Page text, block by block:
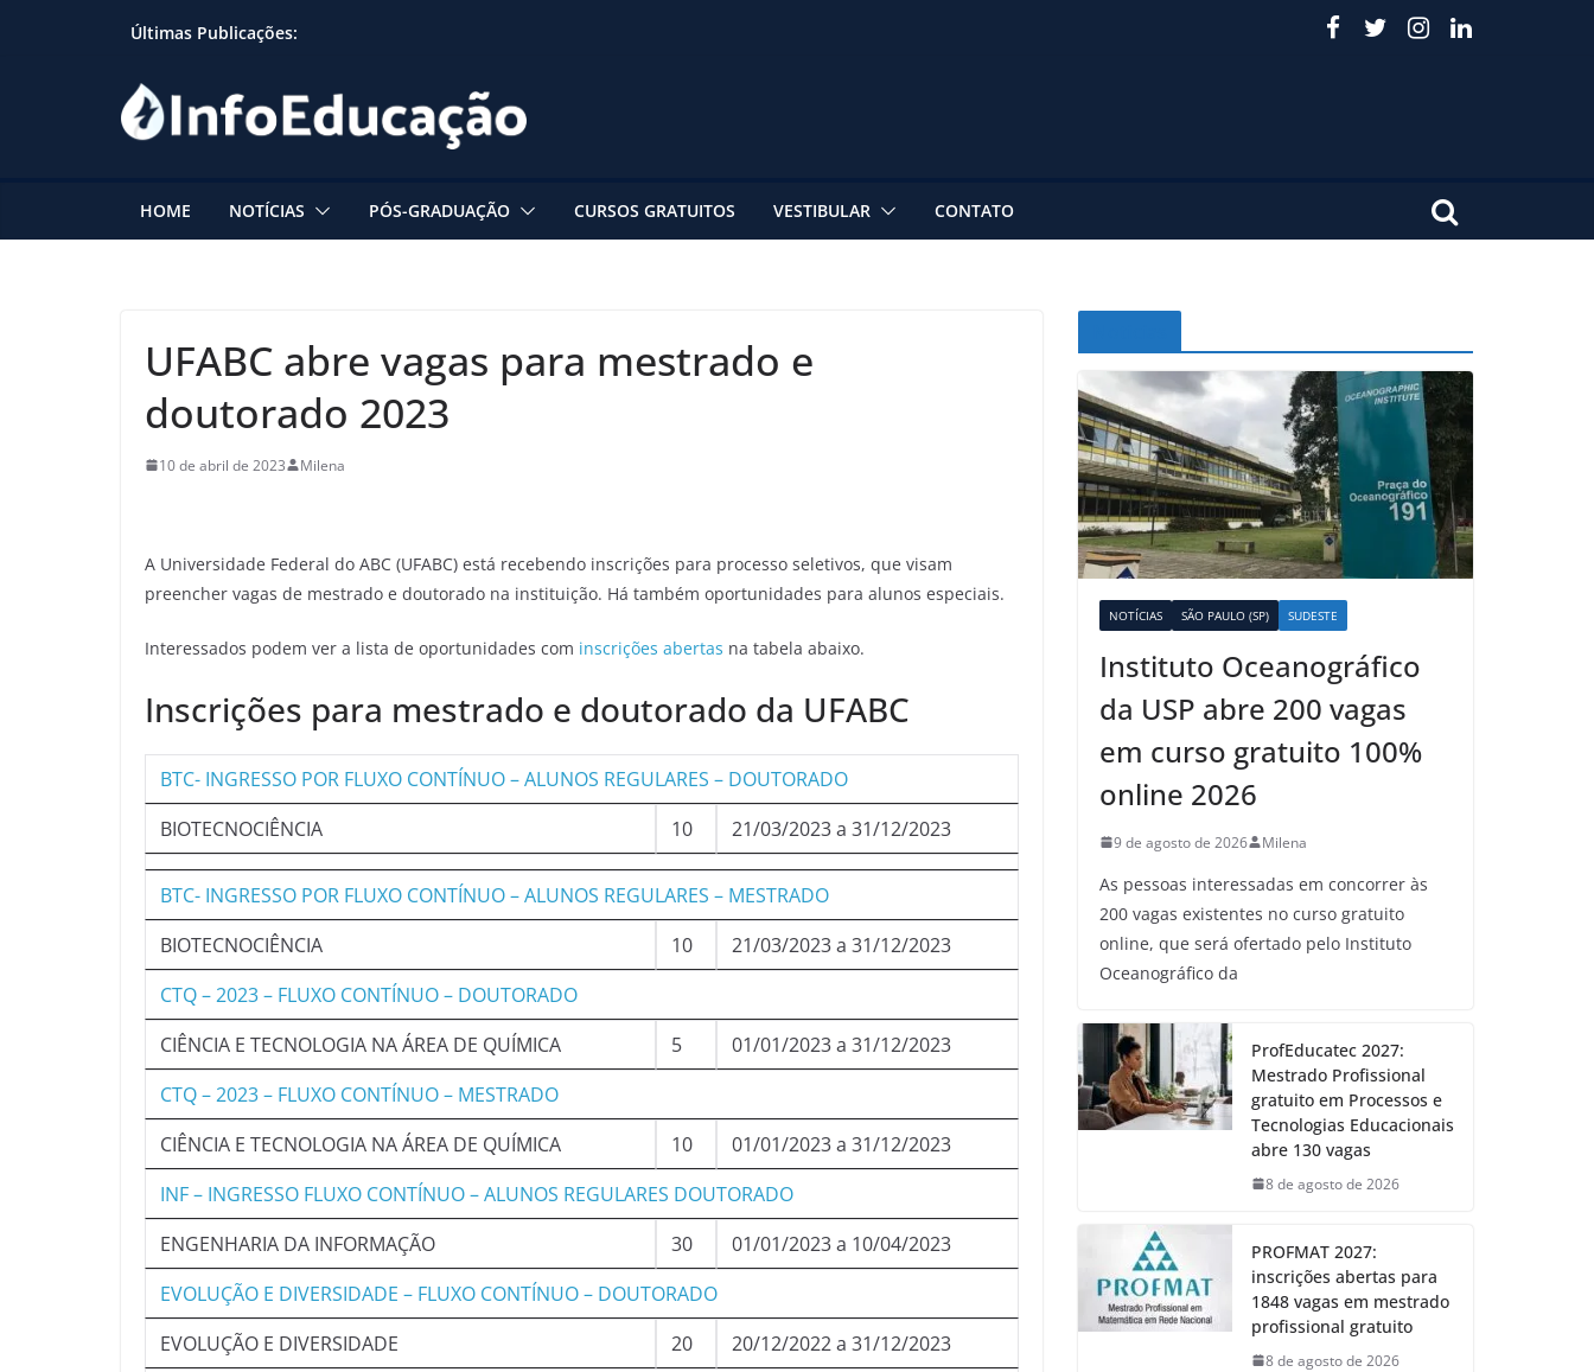
Últimas Publicações:
HOME NOTÍCIAS PÓS-GRADUAÇÃO CURSOS GRATUITOS VESTIBULAR CONTATO
UFABC abre vagas para mestrado e
doutorado 2023
10 de abril de 2023 Milena
A Universidade Federal do ABC (UFABC) está recebendo inscrições para processo seletivos, que visam
preencher vagas de mestrado e doutorado na instituição. Há também oportunidades para alunos especiais.
Interessados podem ver a lista de oportunidades com inscrições abertas na tabela abaixo.
Inscrições para mestrado e doutorado da UFABC
BTC- INGRESSO POR FLUXO CONTÍNUO – ALUNOS REGULARES – DOUTORADO
BIOTECNOCIÊNCIA
10 21/03/2023 a 31/12/2023
BTC- INGRESSO POR FLUXO CONTÍNUO – ALUNOS REGULARES – MESTRADO
BIOTECNOCIÊNCIA
10
21/03/2023 a 31/12/2023
CTQ – 2023 – FLUXO CONTÍNUO – DOUTORADO
CIÊNCIA E TECNOLOGIA NA ÁREA DE QUÍMICA
5
01/01/2023 a 31/12/2023
CTQ – 2023 – FLUXO CONTÍNUO – MESTRADO
CIÊNCIA E TECNOLOGIA NA ÁREA DE QUÍMICA
10
01/01/2023 a 31/12/2023
INF – INGRESSO FLUXO CONTÍNUO – ALUNOS REGULARES DOUTORADO
ENGENHARIA DA INFORMAÇÃO
30
01/01/2023 a 10/04/2023
EVOLUÇÃO E DIVERSIDADE – FLUXO CONTÍNUO – DOUTORADO
EVOLUÇÃO E DIVERSIDADE
20 20/12/2022 a 31/12/2023
NOTÍCIAS SÃO PAULO (SP) SUDESTE
Instituto Oceanográfico
da USP abre 200 vagas
em curso gratuito 100%
online 2026
9 de agosto de 2026 Milena
As pessoas interessadas em concorrer às
200 vagas existentes no curso gratuito
online, que será ofertado pelo Instituto
Oceanográfico da
ProfEducatec 2027:
Mestrado Profissional
gratuito em Processos e
Tecnologias Educacionais
abre 130 vagas
8 de agosto de 2026
PROFMAT 2027:
inscrições abertas para
1848 vagas em mestrado
profissional gratuito
8 de agosto de 2026